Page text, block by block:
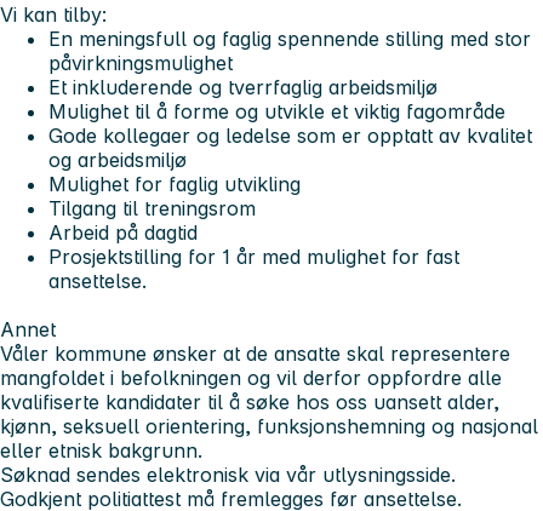
Vi kan tilby:
En meningsfull og faglig spennende stilling med stor
påvirkningsmulighet
Et inkluderende og tverrfaglig arbeidsmiljø
Mulighet til å forme og utvikle et viktig fagområde
Gode kollegaer og ledelse som er opptatt av kvalitet
og arbeidsmiljø
Mulighet for faglig utvikling
Tilgang til treningsrom
Arbeid på dagtid
Prosjektstilling for 1 år med mulighet for fast
ansettelse.
Annet
Våler kommune ønsker at de ansatte skal representere
mangfoldet i befolkningen og vil derfor oppfordre alle
kvalifiserte kandidater til å søke hos oss uansett alder,
kjønn, seksuell orientering, funksjonshemning og nasjonal
eller etnisk bakgrunn.
Søknad sendes elektronisk via vår utlysningsside.
Godkjent politiattest må fremlegges før ansettelse.